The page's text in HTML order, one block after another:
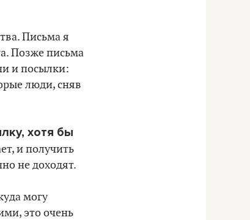
Письма я
Позже письма
и посылки:
люди, сняв
хотя бы
и получить
не доходят.
могу
это очень